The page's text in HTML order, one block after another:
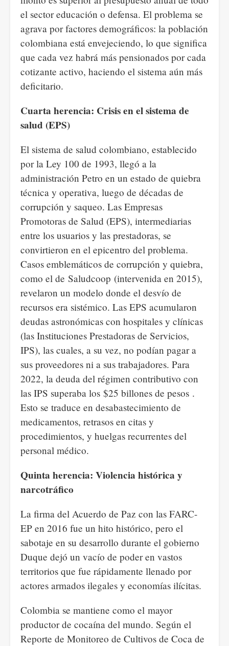
el sector educación o defensa. El problema se
agrava por factores demográficos: la población
colombiana está envejeciendo, lo que significa
que cada vez habrá más pensionados por cada
cotizante activo, haciendo el sistema aún más
deficitario.
Cuarta herencia: Crisis en el sistema de
salud (EPS)
El sistema de salud colombiano, establecido
por la Ley 100 de 1993, llegó a la
administración Petro en un estado de quiebra
técnica y operativa, luego de décadas de
corrupción y saqueo. Las Empresas
Promotoras de Salud (EPS), intermediarias
entre los usuarios y las prestadoras, se
convirtieron en el epicentro del problema.
Casos emblemáticos de corrupción y quiebra,
como el de Saludcoop (intervenida en 2015),
revelaron un modelo donde el desvío de
recursos era sistémico. Las EPS acumularon
deudas astronómicas con hospitales y clínicas
(las Instituciones Prestadoras de Servicios,
IPS), las cuales, a su vez, no podían pagar a
sus proveedores ni a sus trabajadores. Para
2022, la deuda del régimen contributivo con
las IPS superaba los $25 billones de pesos .
Esto se traduce en desabastecimiento de
medicamentos, retrasos en citas y
procedimientos, y huelgas recurrentes del
personal médico.
Quinta herencia: Violencia histórica y
narcotráfico
La firma del Acuerdo de Paz con las FARC-
EP en 2016 fue un hito histórico, pero el
sabotaje en su desarrollo durante el gobierno
Duque dejó un vacío de poder en vastos
territorios que fue rápidamente llenado por
actores armados ilegales y economías ilícitas.
Colombia se mantiene como el mayor
productor de cocaína del mundo. Según el
Reporte de Monitoreo de Cultivos de Coca de